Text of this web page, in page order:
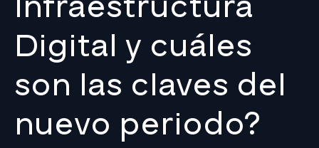
Digital y cuáles
son las claves del
nuevo periodo?